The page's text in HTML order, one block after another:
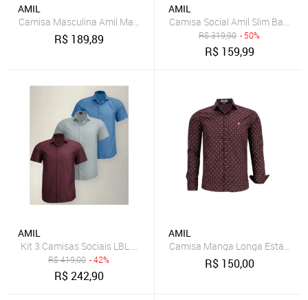
AMIL
Camisa Masculina Amil Manga Longa Slim Elastano Bordô
R$ 189,89
AMIL
Camisa Social Amil Slim
R$319,90 - 50%
R$ 159,99
AMIL
Kit 3 Camisas Sociais LBL Comfort Poliéster Com Bolso Lynd
R$419,00 - 42%
R$242,90
AMIL
Camisa Manga Longa
R$ 150,00